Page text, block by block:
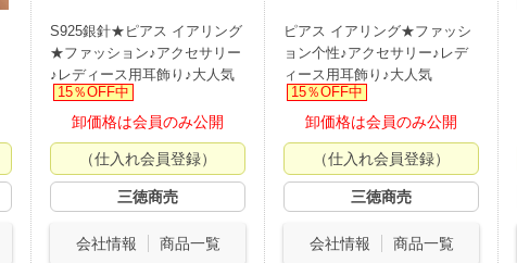
S925銀針★ピアス イアリング
★ファッション♪アクセサリー
♪レディース用耳飾り♪大人気
15％OFF中
卸価格は会員のみ公開
（仕入れ会員登録）
三徳商売
会社情報 商品一覧
ピアス イアリング★ファッシ
ョン个性♪アクセサリー♪レデ
ィース用耳飾り♪大人気
15％OFF中
卸価格は会員のみ公開
（仕入れ会員登録）
三徳商売
会社情報 商品一覧